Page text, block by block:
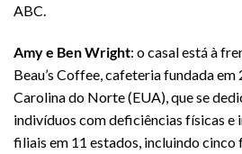
ABC.
Amy e Ben Wright: o casal está à
Beau’s Coffee, cafeteria fundada
Carolina do Norte (EUA), que se
indivíduos com deficiências físicas e
filiais em 11 estados, incluindo cinco